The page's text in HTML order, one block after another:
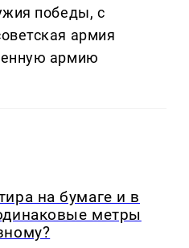
победы, с
армия
армию
на бумаге и в
метры